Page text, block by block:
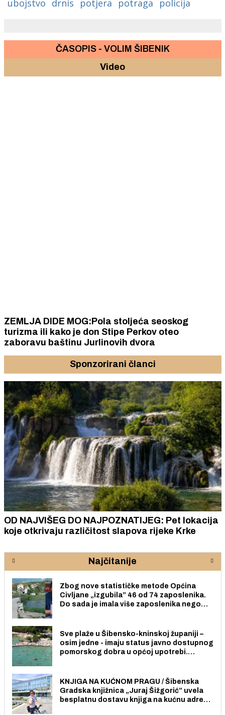
ubojstvo drnis potjera potraga policija
ČASOPIS - VOLIM ŠIBENIK
Video
ZEMLJA DIDE MOG:Pola stoljeća seoskog
turizma ili kako je don Stipe Perkov oteo
zaboravu baštinu Jurlinovih dvora
Sponzorirani članci
OD NAJVIŠEG DO NAJPOZNATIJEG: Pet lokacija
koje otkrivaju različitost slapova rijeke Krke
Najčitanije
Zbog nove statističke metode Općina
Civljane „izgubila” 46 od 74 zaposlenika.
Do sada je imala više zaposlenika nego
Sve plaže u Šibensko-kninskoj županiji –
osim jedne - imaju status javno dostupnog
pomorskog dobra u općoj upotrebi.
KNJIGA NA KUĆNOM PRAGU / Šibenska
Gradska knjižnica „Juraj Šižgorić” uvela
besplatnu dostavu knjiga na kućnu adresu